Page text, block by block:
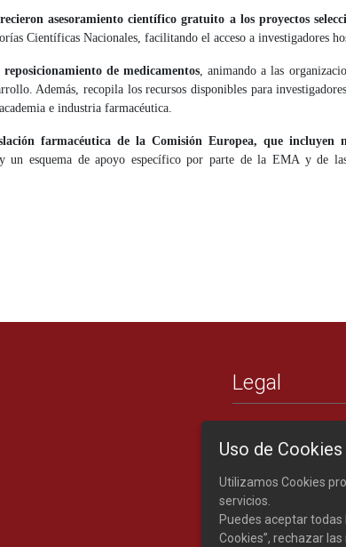
asesoramiento científico gratuito a los proyectos
Científicas Nacionales, facilitando el acceso a investigadores
de medicamentos, animando a las
Además, recopila los recursos disponibles para
e industria farmacéutica.
farmacéutica de la Comisión Europea, que incluyen
un esquema de apoyo específico por parte de la EMA y de
Legal
Nota legal
Política de
Uso de Cookies
Utilizamos Cookies
servicios.
Puedes aceptar
Cookies”, rechazar